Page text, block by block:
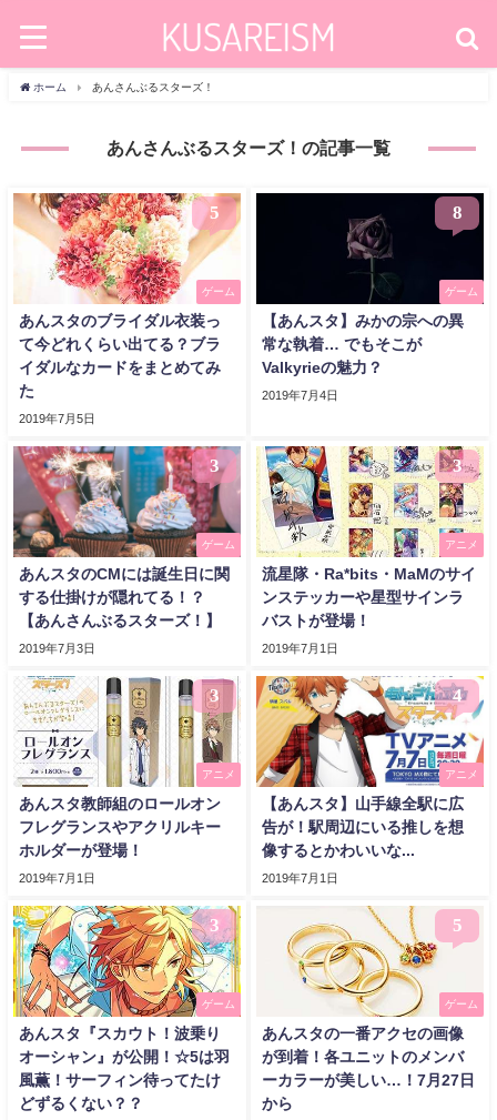
ホーム あんさんぶるスターズ！
あんさんぶるスターズ！の記事一覧
5
ゲーム
あんスタのブライダル衣装っ
て今どれくらい出てる？ブラ
イダルなカードをまとめてみ
た
2019年7月5日
8
ゲーム
【あんスタ】みかの宗への異
常な執着… でもそこが
Valkyrieの魅力？
2019年7月4日
3
ゲーム
あんスタのCMには誕生日に関
する仕掛けが隠れてる！？
【あんさんぶるスターズ！】
2019年7月3日
3
アニメ
流星隊・Ra*bits・MaMのサイ
ンステッカーや星型サインラ
バストが登場！
2019年7月1日
3
アニメ
あんスタ教師組のロールオン
フレグランスやアクリルキー
ホルダーが登場！
2019年7月1日
4
アニメ
【あんスタ】山手線全駅に広
告が！駅周辺にいる推しを想
像するとかわいいな...
2019年7月1日
3
ゲーム
あんスタ『スカウト！波乗り
オーシャン』が公開！☆5は羽
風薫！サーフィン待ってたけ
どずるくない？？
5
ゲーム
あんスタの一番アクセの画像
が到着！各ユニットのメンバ
ーカラーが美しい…！7月27日
から